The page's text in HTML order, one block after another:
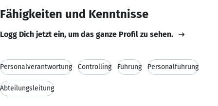
Fähigkeiten und Kenntnisse
Logg Dich jetzt ein, um das ganze Profil zu sehen.
Personalverantwortung Controlling Führung Personalführung
Abteilungsleitung